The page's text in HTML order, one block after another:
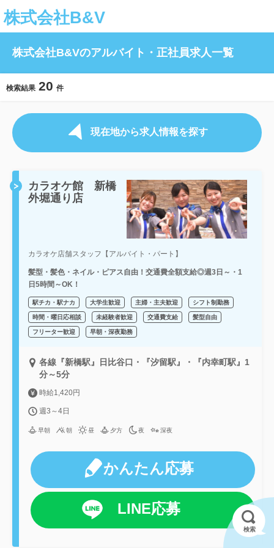
株式会社B&V
株式会社B&Vのアルバイト・正社員求人一覧
検索結果 20 件
現在地から求人情報を探す
カラオケ館 新橋
外堀通り店
カラオケ店舗スタッフ【アルバイト・パート】
髪型・髪色・ネイル・ピアス自由！交通費全額支給◎週3日～・1
日5時間～OK！
駅チカ・駅ナカ 大学生歓迎 主婦・主夫歓迎 シフト制勤務
時間・曜日応相談 未経験者歓迎 交通費支給 髪型自由
フリーター歓迎 早朝・深夜勤務
各線『新橋駅』日比谷口・『汐留駅』・『内幸町駅』1
分～5分
時給1,420円
週3～4日
早朝 朝 昼 夕方 夜 深夜
かんたん応募
LINE応募
検索